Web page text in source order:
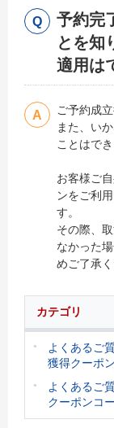
予約完
とを知
適用は
ご予約成
また、い
ことはでき
お客様ご
ンをご利
す。
その際、
なかった
めご了承く
カテゴリ
よくあるご
獲得クーポ
よくあるご
クーポンコ